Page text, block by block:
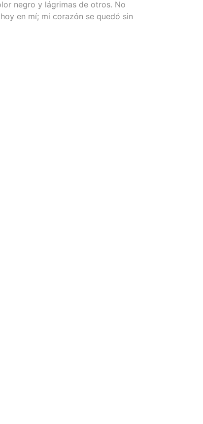
negro y lágrimas de otros. No
en mí; mi corazón se quedó sin